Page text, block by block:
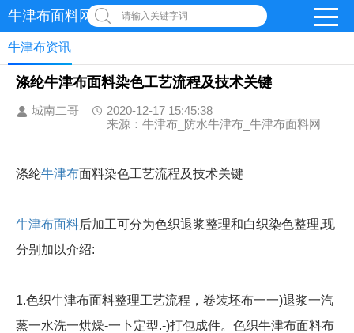
牛津布面料网 请输入关键字词
牛津布资讯
涤纶牛津布面料染色工艺流程及技术关键
城南二哥
2020-12-17 15:45:38
来源：牛津布_防水牛津布_牛津布面料网
涤纶牛津布面料染色工艺流程及技术关键
牛津布面料后加工可分为色织退浆整理和白织染色整理,现
分别加以介绍:
1.色织牛津布面料整理工艺流程，卷装坯布一一)退浆一汽
蒸一水洗一烘燥-一卜定型.-)打包成件。色织牛津布面料布